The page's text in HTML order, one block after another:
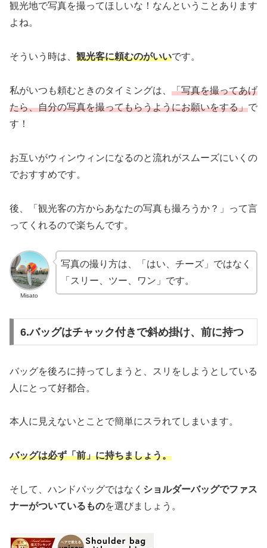
観光地で写真を撮ってほしいな！なんということあります
よね。
そういう時は、 観光客に頼むのがいいです。
私がいつも頼むときのタイミングは、 「写真を撮ってあげ
たら、自分の写真を撮ってもらうようにお願いをする」で
す！
お互いがウィンウィンになるのと流れがスムーズにいくの
でおすすめです。
後、「観光客の方からあなたの写真も撮ろうか？」って言
ってくれるので楽ちんです。
Misato
写真の撮り方は、「はい、チーズ」ではなく
「スリー、ツー、ワン」です。
6.バッグはチャック付きで斜め掛け、前に持つ
バッグを後ろに持ってしまうと、スリをしようとしている
人にとって好都合。
本人に見えないとことで簡単にスラれてしまいます。
バッグは必ず「前」に持ちましょう。
そして、ハンドバッグではなく ショルダーバッグでファス
ナーがついているものを選びましょう。